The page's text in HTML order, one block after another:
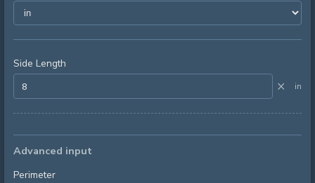
Side Length
× in
Advanced input
Perimeter